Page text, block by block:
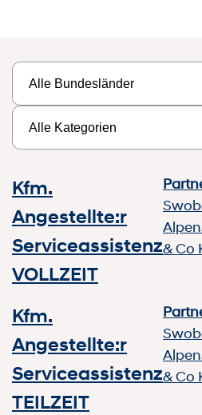
Kfm.
Angestellte:r
Serviceassistenz
VOLLZEIT
& Co
Kfm.
Angestellte:r
Serviceassistenz
TEILZEIT
& Co